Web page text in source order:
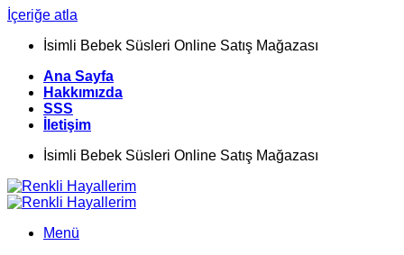
İçeriğe atla
İsimli Bebek Süsleri Online Satış Mağazası
Ana Sayfa
Hakkımızda
SSS
İletişim
İsimli Bebek Süsleri Online Satış Mağazası
Menü